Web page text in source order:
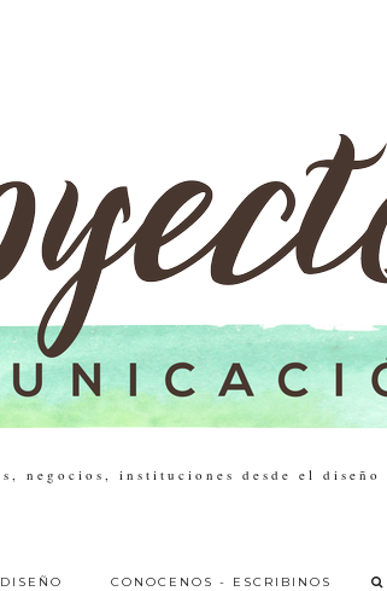
negocios, instituciones desde el
CONOCENOS - ESCRIBINOS